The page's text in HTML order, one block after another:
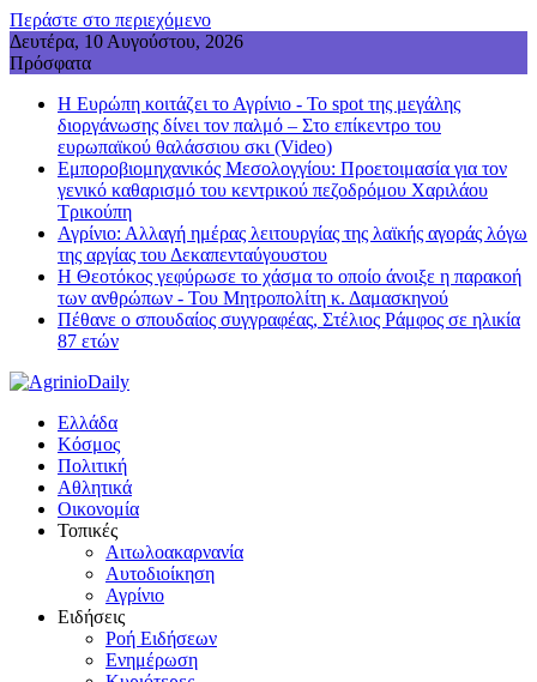
Περάστε στο περιεχόμενο
Δευτέρα, 10 Αυγούστου, 2026
Πρόσφατα
Η Ευρώπη κοιτάζει το Αγρίνιο - Το spot της μεγάλης
διοργάνωσης δίνει τον παλμό – Στο επίκεντρο του
ευρωπαϊκού θαλάσσιου σκι (Video)
Εμποροβιομηχανικός Μεσολογγίου: Προετοιμασία για τον
γενικό καθαρισμό του κεντρικού πεζοδρόμου Χαριλάου
Τρικούπη
Αγρίνιο: Αλλαγή ημέρας λειτουργίας της λαϊκής αγοράς λόγω
της αργίας του Δεκαπενταύγουστου
Η Θεοτόκος γεφύρωσε το χάσμα το οποίο άνοιξε η παρακοή
των ανθρώπων - Του Μητροπολίτη κ. Δαμασκηνού
Πέθανε ο σπουδαίος συγγραφέας, Στέλιος Ράμφος σε ηλικία
87 ετών
Ελλάδα
Κόσμος
Πολιτική
Αθλητικά
Οικονομία
Τοπικές
Αιτωλοακαρνανία
Αυτοδιοίκηση
Αγρίνιο
Ειδήσεις
Ροή Ειδήσεων
Ενημέρωση